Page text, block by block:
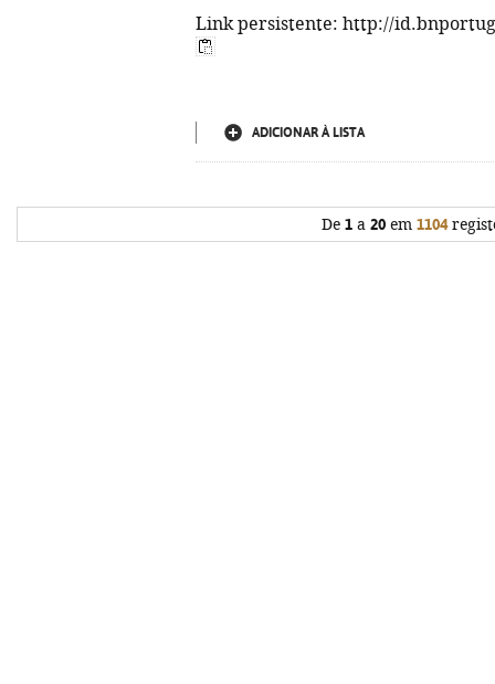
Link persistente: http://
ADICIONAR À LISTA
De 1a 20em 1104